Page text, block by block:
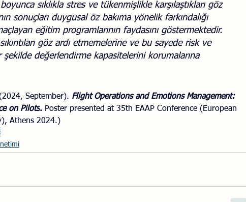
sıklıkla stres ve tükenmişlikle karşılaştıkları göz
sonuçları duygusal öz bakıma yönelik farkındalığı
eğitim programlarının faydasını göstermektedir.
göz ardı etmemelerine ve bu sayede risk ve
değerlendirme kapasitelerini korumalarına
September). Flight Operations and Emotions Management:
on Pilots. Poster presented at 35th EAAP Conference (European
Athens 2024.)